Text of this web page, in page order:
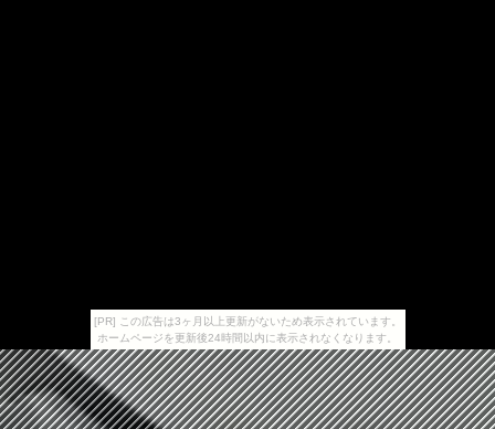
[PR] この広告は3ヶ月以上更新がないため表示されています。
ホームページを更新後24時間以内に表示されなくなります。